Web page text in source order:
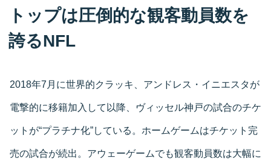
トップは圧倒的な観客動員数を
誇るNFL
2018年7月に世界的クラッキ、アンドレス・イニエスタが
電撃的に移籍加入して以降、ヴィッセル神戸の試合のチケ
ットが“プラチナ化”している。ホームゲームはチケット完
売の試合が続出。アウェーゲームでも観客動員数は大幅に